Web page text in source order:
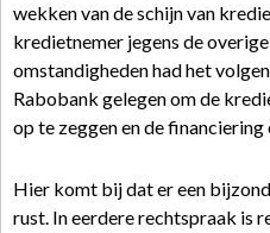
wekken van de schijn van
kredietnemer jegens de
omstandigheden had het
Rabobank gelegen om de
op te zeggen en de
Hier komt bij dat er een
rust. In eerdere rechtspraak is